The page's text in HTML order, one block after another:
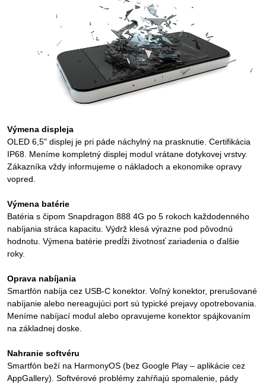
Výmena displeja
OLED 6,5" displej je pri páde náchylný na prasknutie. Certifikácia
IP68. Meníme kompletný displej modul vrátane dotykovej vrstvy.
Zákazníka vždy informujeme o nákladoch a ekonomike opravy
vopred.
Výmena batérie
Batéria s čipom Snapdragon 888 4G po 5 rokoch každodenného
nabíjania stráca kapacitu. Výdrž klesá výrazne pod pôvodnú
hodnotu. Výmena batérie predĺži životnosť zariadenia o ďalšie
roky.
Oprava nabíjania
Smartfón nabíja cez USB-C konektor. Voľný konektor, prerušované
nabíjanie alebo nereagujúci port sú typické prejavy opotrebovania.
Meníme nabíjací modul alebo opravujeme konektor spájkovaním
na základnej doske.
Nahranie softvéru
Smartfón beží na HarmonyOS (bez Google Play – aplikácie cez
AppGallery). Softvérové problémy zahŕňajú spomalenie, pády